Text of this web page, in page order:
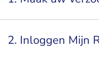
2. Inloggen Mijn